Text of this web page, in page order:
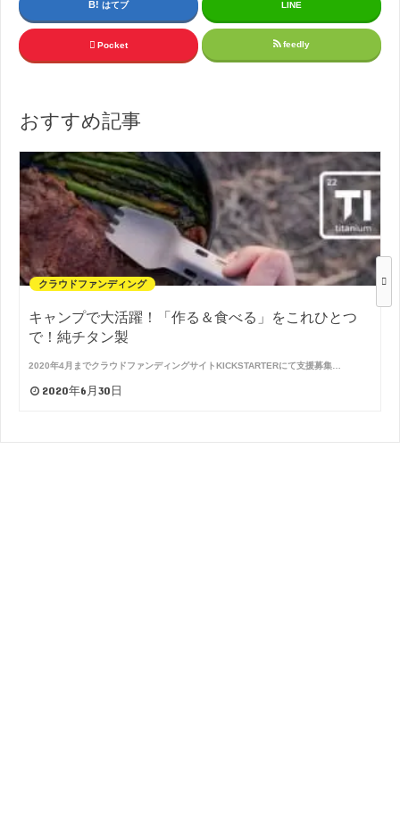
はてブ LINE
Pocket feedly
おすすめ記事
クラウドファンディング
キャンプで大活躍！「作る＆食べる」をこれひとつ
で！純チタン製
2020年4月までクラウドファンディングサイトKICKSTARTERにて支援募集…
2020年6月30日